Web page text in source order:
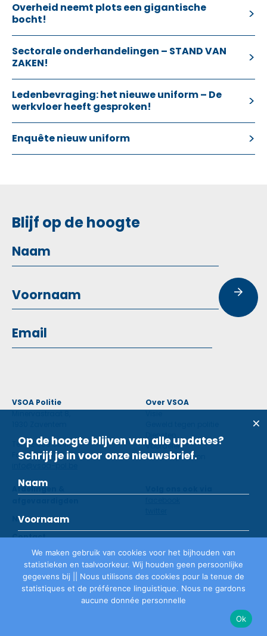
Overheid neemt plots een gigantische
bocht!
Sectorale onderhandelingen – STAND VAN
ZAKEN!
Ledenbevraging: het nieuwe uniform – De
werkvloer heeft gesproken!
Enquête nieuw uniform
We maken gebruik van cookies voor het bijhouden van
statistieken en taalvoorkeur. Wij houden geen persoonlijke
gegevens bij || Nous utilisons des cookies pour la tenue de
statistiques et de préférence linguistique. Nous ne gardons
aucune donnée personnelle
Ok
Blijf op de hoogte
VSOA Politie
Tel: 02 660 59 11
Fax: 02 660 50 97
info@vsoa-pol.be
Over VSOA
Diensten
Voordelen
Contactpersoon
Afdelingen &
Nieuws
Contact
Lid worden
Op de hoogte blijven van alle updates?
Schrijf je in voor onze nieuwsbrief.